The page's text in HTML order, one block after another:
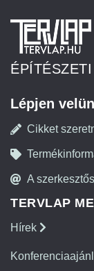
Lépjen
Cikket
A
TERVLAP
Hírek